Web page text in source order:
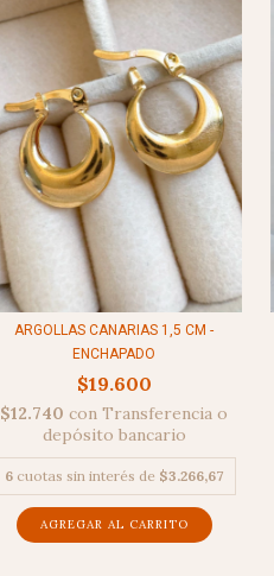
ARGOLLAS CANARIAS 1,5 CM -
ENCHAPADO
$19.600
$12.740con Transferencia o
depósito bancario
6 cuotas sin interés de $3.266,67